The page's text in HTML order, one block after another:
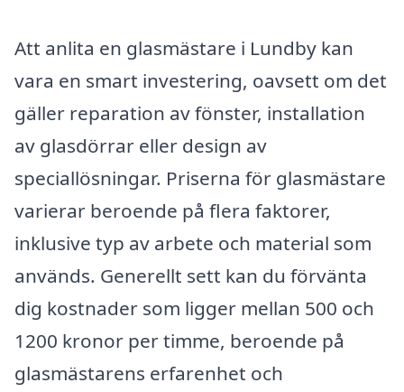
Att anlita en glasmästare i Lundby kan
vara en smart investering, oavsett om det
gäller reparation av fönster, installation
av glasdörrar eller design av
speciallösningar. Priserna för glasmästare
varierar beroende på flera faktorer,
inklusive typ av arbete och material som
används. Generellt sett kan du förvänta
dig kostnader som ligger mellan 500 och
1200 kronor per timme, beroende på
glasmästarens erfarenhet och